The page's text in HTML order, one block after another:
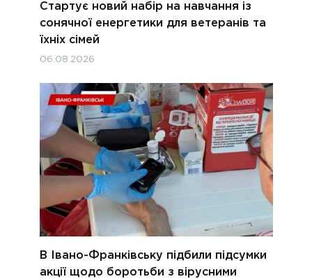
Стартує новий набір на навчання із
сонячної енергетики для ветеранів та
їхніх сімей
06.08.2026
В Івано-Франківську підбили підсумки
акції щодо боротьби з вірусними